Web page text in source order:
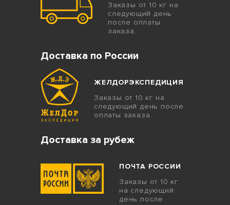
Заказы от 10 кг на
следующий день
после оплаты
заказа.
Доставка по России
ЖЕЛДОРЭКСПЕДИЦИЯ
Заказы от 10 кг на
следующий день после
оплаты заказа.
Доставка за рубеж
ПОЧТА РОССИИ
Заказы от 10 кг
на следующий
день после